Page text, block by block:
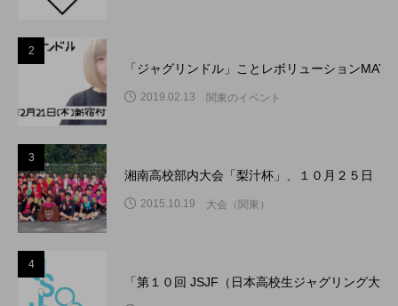
2
「ジャグリンドル」ことレボリューション
2019.02.13 関東のイベント
3
湘南高校部内大会「梨汁杯」、１０月２５日（
2015.10.19 大会（関東）
4
「第１０回 JSJF（日本高校生ジャグリング大